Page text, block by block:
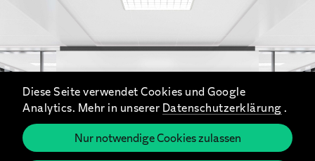
Diese Seite verwendet Cookies und Google
Analytics. Mehr in unserer Datenschutzerklärung .
Nur notwendige Cookies zulassen